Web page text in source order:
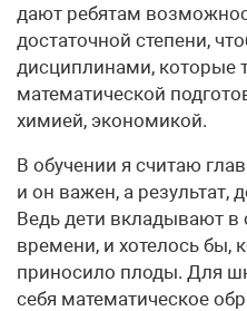
дают ребятам
достаточной степени,
дисциплинами, которые
математической
химией, экономикой.
В обучении я считаю
и он важен, а результат,
Ведь дети вкладывают в
времени, и хотелось бы,
приносило плоды. Для
себя математическое